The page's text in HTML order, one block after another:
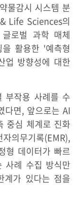
물감시 시스템 분
Life Sciences의
로벌 과학 매체
활용한 '예측형
업 방향성에 대한
부작용 사례를 수
다면, 앞으로는 AI
중심 체계로 진화
의무기록(EMR),
형 데이터가 빠르
사례 수집 방식만
계가 있다는 점을